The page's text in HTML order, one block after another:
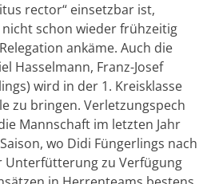
rector“ einsetzbar ist,
schon wieder frühzeitig
ankäme. Auch die
Hasselmann, Franz-Josef
wird in der 1. Kreisklasse
zu bringen. Verletzungspech
Mannschaft im letzten Jahr
wo Didi Füngerlings nach
Unterfütterung zu Verfügung